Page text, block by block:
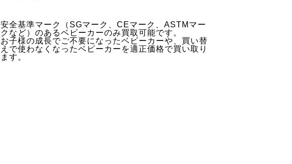
安全基準マーク（SGマーク、CEマーク、ASTMマー
クなど）のあるベビーカーのみ買取可能です。
お子様の成長でご不要になったベビーカーや、買い替
えで使わなくなったベビーカーを適正価格で買い取り
ます。